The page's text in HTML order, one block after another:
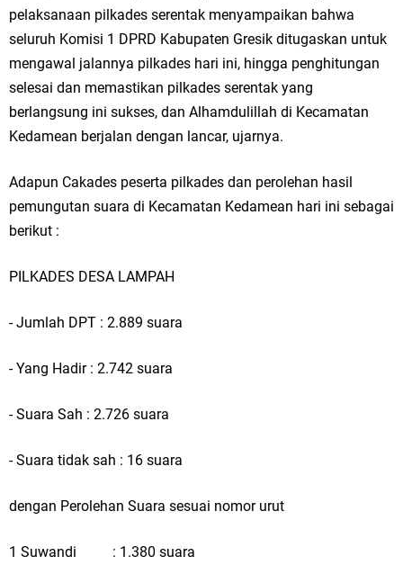
PDUF MUI Jatim Gelar Doa Awal Tahun Hijriah, Teguhkan Optimisme
Menuju Indonesia Emas 2045
Reses Anggota DPRD Jabar M. Rizky di Desa Cibitung Wetan: Serap
Aspirasi Petani dan Warga
Hari Jadi Pertama PHIGMA: Advokat dan LBH Perkuat Soliditas di
Jakarta
Zakat Produktif Dorong Kemandirian UMKM, LAZISNU Kedamean Bantu
Kembangkan Warung Bu Wiwik
Jajanan Jadul di Ecopark Randuagung
Takmir Masjid KH Robbach Ma’sum Gelar Penyembelihan Hewan
pelaksanaan pilkades serentak menyampaikan bahwa
seluruh Komisi 1 DPRD Kabupaten Gresik ditugaskan untuk
mengawal jalannya pilkades hari ini, hingga penghitungan
selesai dan memastikan pilkades serentak yang
berlangsung ini sukses, dan Alhamdulillah di Kecamatan
Kedamean berjalan dengan lancar, ujarnya.
Adapun Cakades peserta pilkades dan perolehan hasil
pemungutan suara di Kecamatan Kedamean hari ini sebagai
berikut :
PILKADES DESA LAMPAH
- Jumlah DPT : 2.889 suara
- Yang Hadir : 2.742 suara
- Suara Sah : 2.726 suara
- Suara tidak sah : 16 suara
dengan Perolehan Suara sesuai nomor urut
1 Suwandi : 1.380 suara